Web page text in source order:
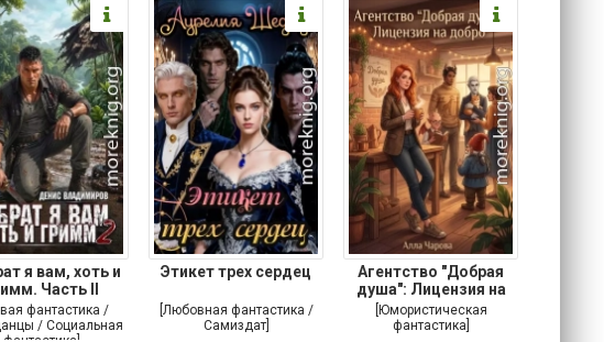
я вам, хоть и
Часть II
фантастика /
/ Социальная
Этикет трех сердец
[Любовная фантастика /
Самиздат]
Агентство "Добрая
душа": Лицензия на
добро
[Юмористическая
фантастика]